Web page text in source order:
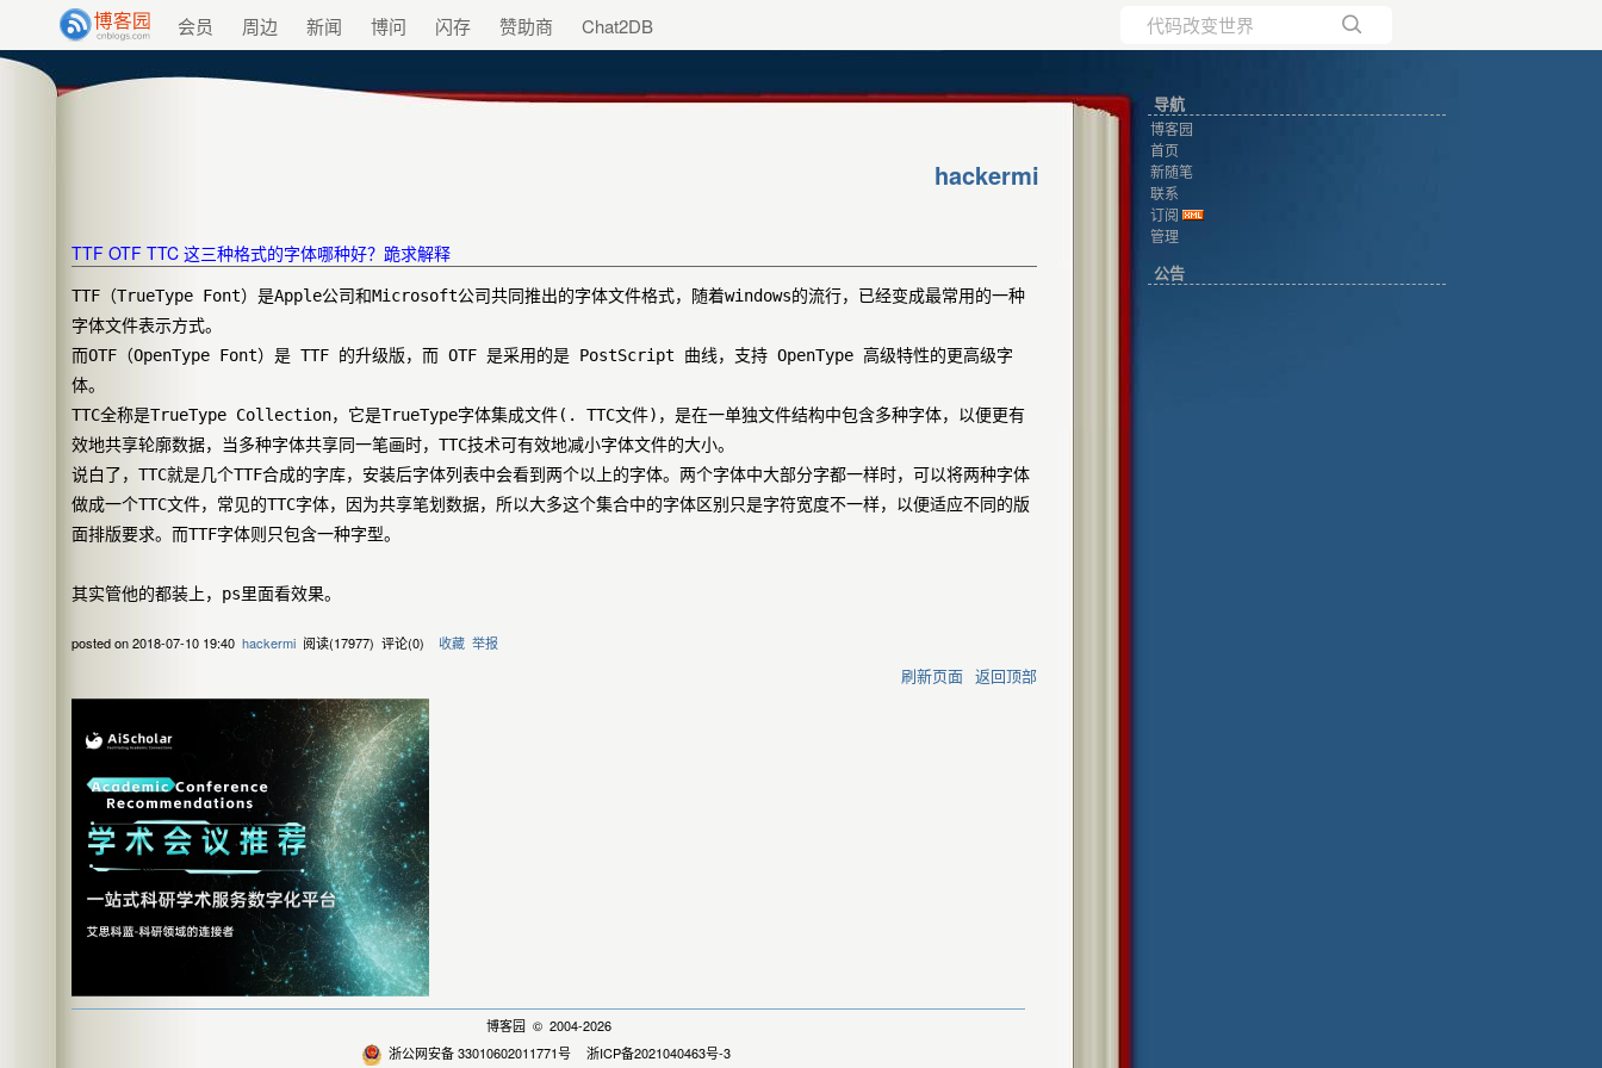
会员 周边 新闻 博问 闪存 赞助商 Chat2DB
hackermi
TTF OTF TTC 这三种格式的字体哪种好？跪求解释
TTF（TrueType Font）是Apple公司和Microsoft公司共同推出的字体文件格式，随着windows的流行，已经变成最常用的一种
字体文件表示方式。
而OTF（OpenType Font）是 TTF 的升级版，而 OTF 是采用的是 PostScript 曲线，支持 OpenType 高级特性的更高级字
体。
TTC全称是TrueType Collection，它是TrueType字体集成文件(. TTC文件)，是在一单独文件结构中包含多种字体，以便更有
效地共享轮廓数据，当多种字体共享同一笔画时，TTC技术可有效地减小字体文件的大小。
说白了，TTC就是几个TTF合成的字库，安装后字体列表中会看到两个以上的字体。两个字体中大部分字都一样时，可以将两种字体
做成一个TTC文件，常见的TTC字体，因为共享笔划数据，所以大多这个集合中的字体区别只是字符宽度不一样，以便适应不同的版
面排版要求。而TTF字体则只包含一种字型。
其实管他的都装上，ps里面看效果。
posted on2018-07-10 19:40 hackermi 阅读(17977) 评论(0) 收藏 举报
刷新页面 返回顶部
博客园© 2004-2026
浙公网安备 33010602011771号
浙ICP备2021040463号-3
导航
博客园
首页
新随笔
联系
订阅
管理
公告